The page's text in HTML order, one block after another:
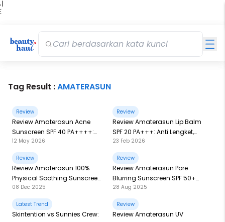
|
Tag Result :AMATERASUN
Review
Review Amaterasun Acne
Sunscreen SPF 40 PA++++:
dengan Acnebarrier ™, Aman
untuk Kulit Berjerawat
12 May 2026
Review
Review Amaterasun Lip Balm
SPF 20 PA+++: Anti Lengket,
Bibir Lembapnya Maksimal!
23 Feb 2026
Review
Review Amaterasun 100%
Physical Soothing Sunscreen:
Kolaborasi Bareng dr.
Incognito Pakai Formula
SootheDefend!
08 Dec 2025
Review
Review Amaterasun Pore
Blurring Sunscreen SPF 50+
PA++++: Pori Jadi Blur, Kulit
Makin Terlindungi
28 Aug 2025
Latest Trend
Skintention vs Sunnies Crew:
Review
Review Amaterasun UV